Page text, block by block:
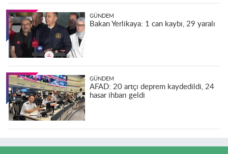
GÜNDEM
Bakan Yerlikaya: 1 can kaybı, 29 yaralı
GÜNDEM
AFAD: 20 artçı deprem kaydedildi, 24
hasar ihbarı geldi